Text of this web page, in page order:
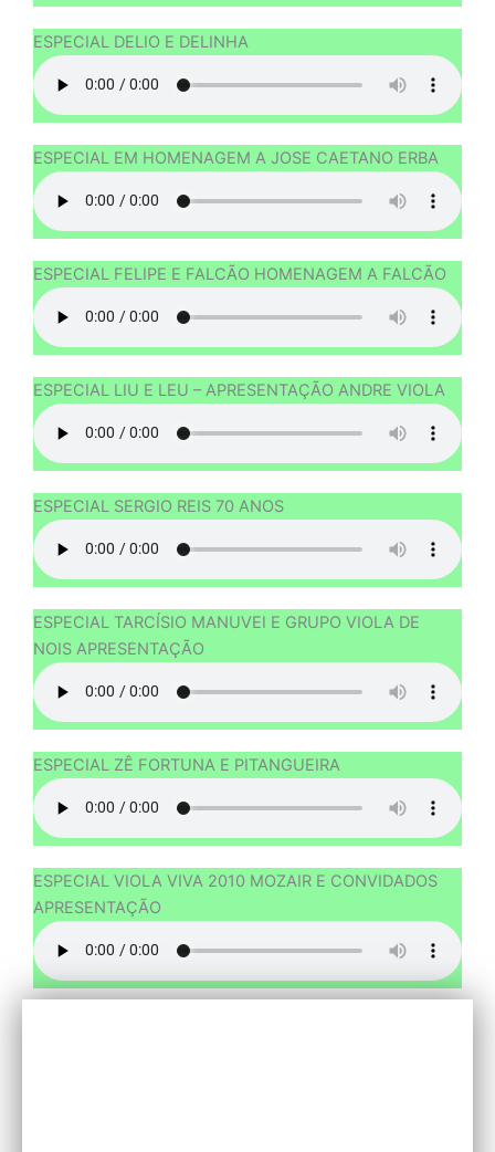
ESPECIAL DELIO E DELINHA
ESPECIAL EM HOMENAGEM A JOSE CAETANO ERBA
ESPECIAL FELIPE E FALCÃO HOMENAGEM A FALCÃO
ESPECIAL LIU E LEU – APRESENTAÇÃO ANDRE VIOLA
ESPECIAL SERGIO REIS 70 ANOS
ESPECIAL TARCÍSIO MANUVEI E GRUPO VIOLA DE
NOIS APRESENTAÇÃO
ESPECIAL ZÊ FORTUNA E PITANGUEIRA
ESPECIAL VIOLA VIVA 2010 MOZAIR E CONVIDADOS
APRESENTAÇÃO